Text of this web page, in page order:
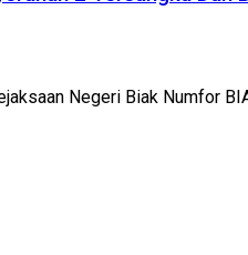
Negeri Biak Numfor